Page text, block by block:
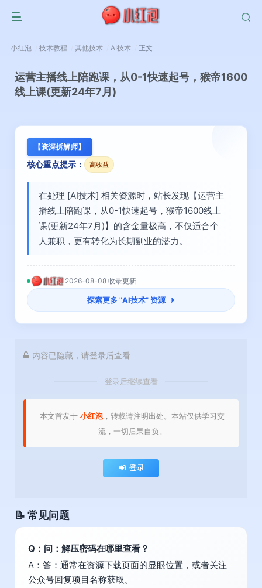
小红泡 技术教程 其他技术 AI技术 正文
运营主播线上陪跑课，从0-1快速起号，猴帝1600
线上课(更新24年7月)
【资深拆解师】
核心重点提示： 高收益
在处理 [AI技术] 相关资源时，站长发现【运营主
播线上陪跑课，从0-1快速起号，猴帝1600线上
课(更新24年7月)】的含金量极高，不仅适合个
人兼职，更有转化为长期副业的潜力。
2026-08-08 收录更新
探索更多 "AI技术" 资源
内容已隐藏，请登录后查看
登录后继续查看
本文首发于 小红泡，转载请注明出处。本站仅供学习交
流，一切后果自负。
登录
📝 常见问题
Q：问：解压密码在哪里查看？
A：答：通常在资源下载页面的显眼位置，或者关注
公众号回复项目名称获取。